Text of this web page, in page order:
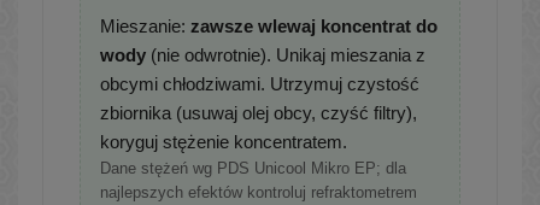
Mieszanie: zawsze wlewaj koncentrat do
wody (nie odwrotnie). Unikaj mieszania z
obcymi chłodziwami. Utrzymuj czystość
zbiornika (usuwaj olej obcy, czyść filtry),
koryguj stężenie koncentratem.
Dane stężeń wg PDS Unicool Mikro EP; dla
najlepszych efektów kontroluj refraktometrem